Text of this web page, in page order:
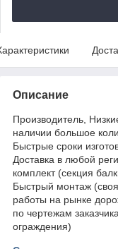
Описание
Производитель,
наличии большое
Быстрые сроки
Доставка в любой
комплект (секция
Быстрый монтаж
работы на рынке
по чертежам
ограждения)